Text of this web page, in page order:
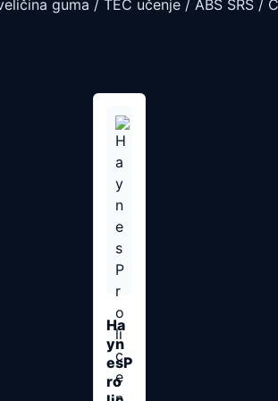
guma / TEC učenje / ABS SRS /
Ha
yn
esP
ro